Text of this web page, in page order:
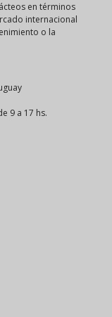
en términos
internacional
o la
9 a 17 hs.